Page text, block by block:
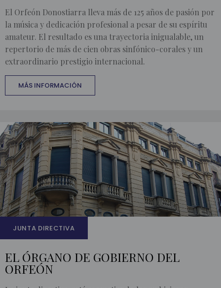
El Orfeón Donostiarra lleva más de 125 años de pasión por
la música y dedicación profesional a pesar de su espíritu
amateur. El resultado es una trayectoria inigualable, un
repertorio de más de cien obras sinfónico-corales y un
extraordinario prestigio internacional.
MÁS INFORMACIÓN
JUNTA DIRECTIVA
EL ÓRGANO DE GOBIERNO DEL
ORFEÓN